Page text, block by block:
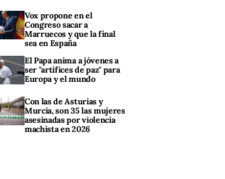
Vox propone en el
Congreso sacar a
Marruecos y que la final
sea en España
El Papa anima a jóvenes a
ser "artífices de paz" para
Europa y el mundo
Con las de Asturias y
Murcia, son 35 las mujeres
asesinadas por violencia
machista en 2026